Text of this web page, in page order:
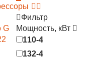
G
Фильтр
Мощность, кВт
110-4
132-4